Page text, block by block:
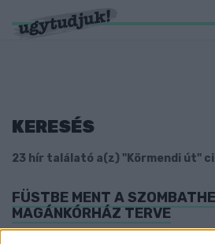
KERESÉS
23 hír találató a(z) "Körmendi út"
FÜSTBE MENT A
MAGÁNKÓRHÁZ TERVE